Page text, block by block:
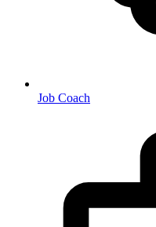
Job Coach